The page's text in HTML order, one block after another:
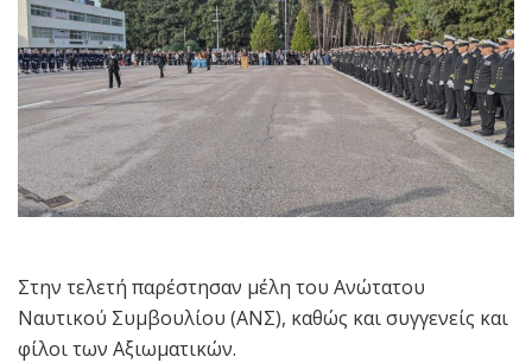
Στην τελετή παρέστησαν μέλη του Ανώτατου
Ναυτικού Συμβουλίου (ΑΝΣ), καθώς και συγγενείς και
φίλοι των Αξιωματικών.